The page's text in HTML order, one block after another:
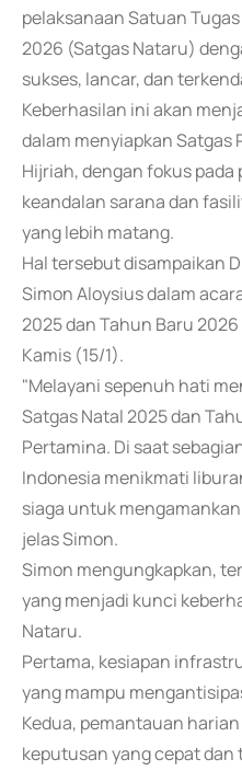
pelaksanaan Satuan
2026 (Satgas Nataru)
sukses, lancar, dan
Keberhasilan ini akan
dalam menyiapkan Satgas
Hijriah, dengan fokus
keandalan sarana dan
yang lebih matang.
Hal tersebut disampaikan
Simon Aloysius dalam
2025 dan Tahun Baru
Kamis (15/1).
"Melayani sepenuh hati
Satgas Natal 2025 dan
Pertamina. Di saat
Indonesia menikmati
siaga untuk
jelas Simon.
Simon mengungkapkan,
yang menjadi kunci
Nataru.
Pertama, kesiapan
yang mampu
Kedua, pemantauan
keputusan yang cepat dan